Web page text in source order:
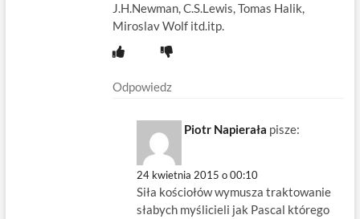
J.H.Newman, C.S.Lewis, Tomas Halik,
Miroslav Wolf itd.itp.
Odpowiedz
Piotr Napierała pisze:
24 kwietnia 2015 o 00:10
Siła kościołów wymusza traktowanie
słabych myślicieli jak Pascal którego